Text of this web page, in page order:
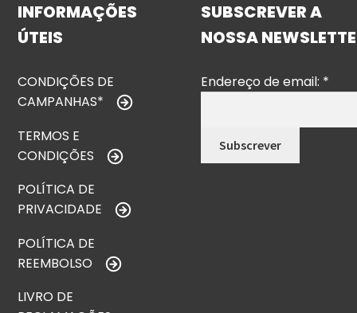
INFORMAÇÕES
ÚTEIS
CONDIÇÕES DE
CAMPANHAS*
TERMOS E
CONDIÇÕES
POLÍTICA DE
PRIVACIDADE
POLÍTICA DE
REEMBOLSO
LIVRO DE
SUBSCREVER A
NOSSA
Endereço de email: *